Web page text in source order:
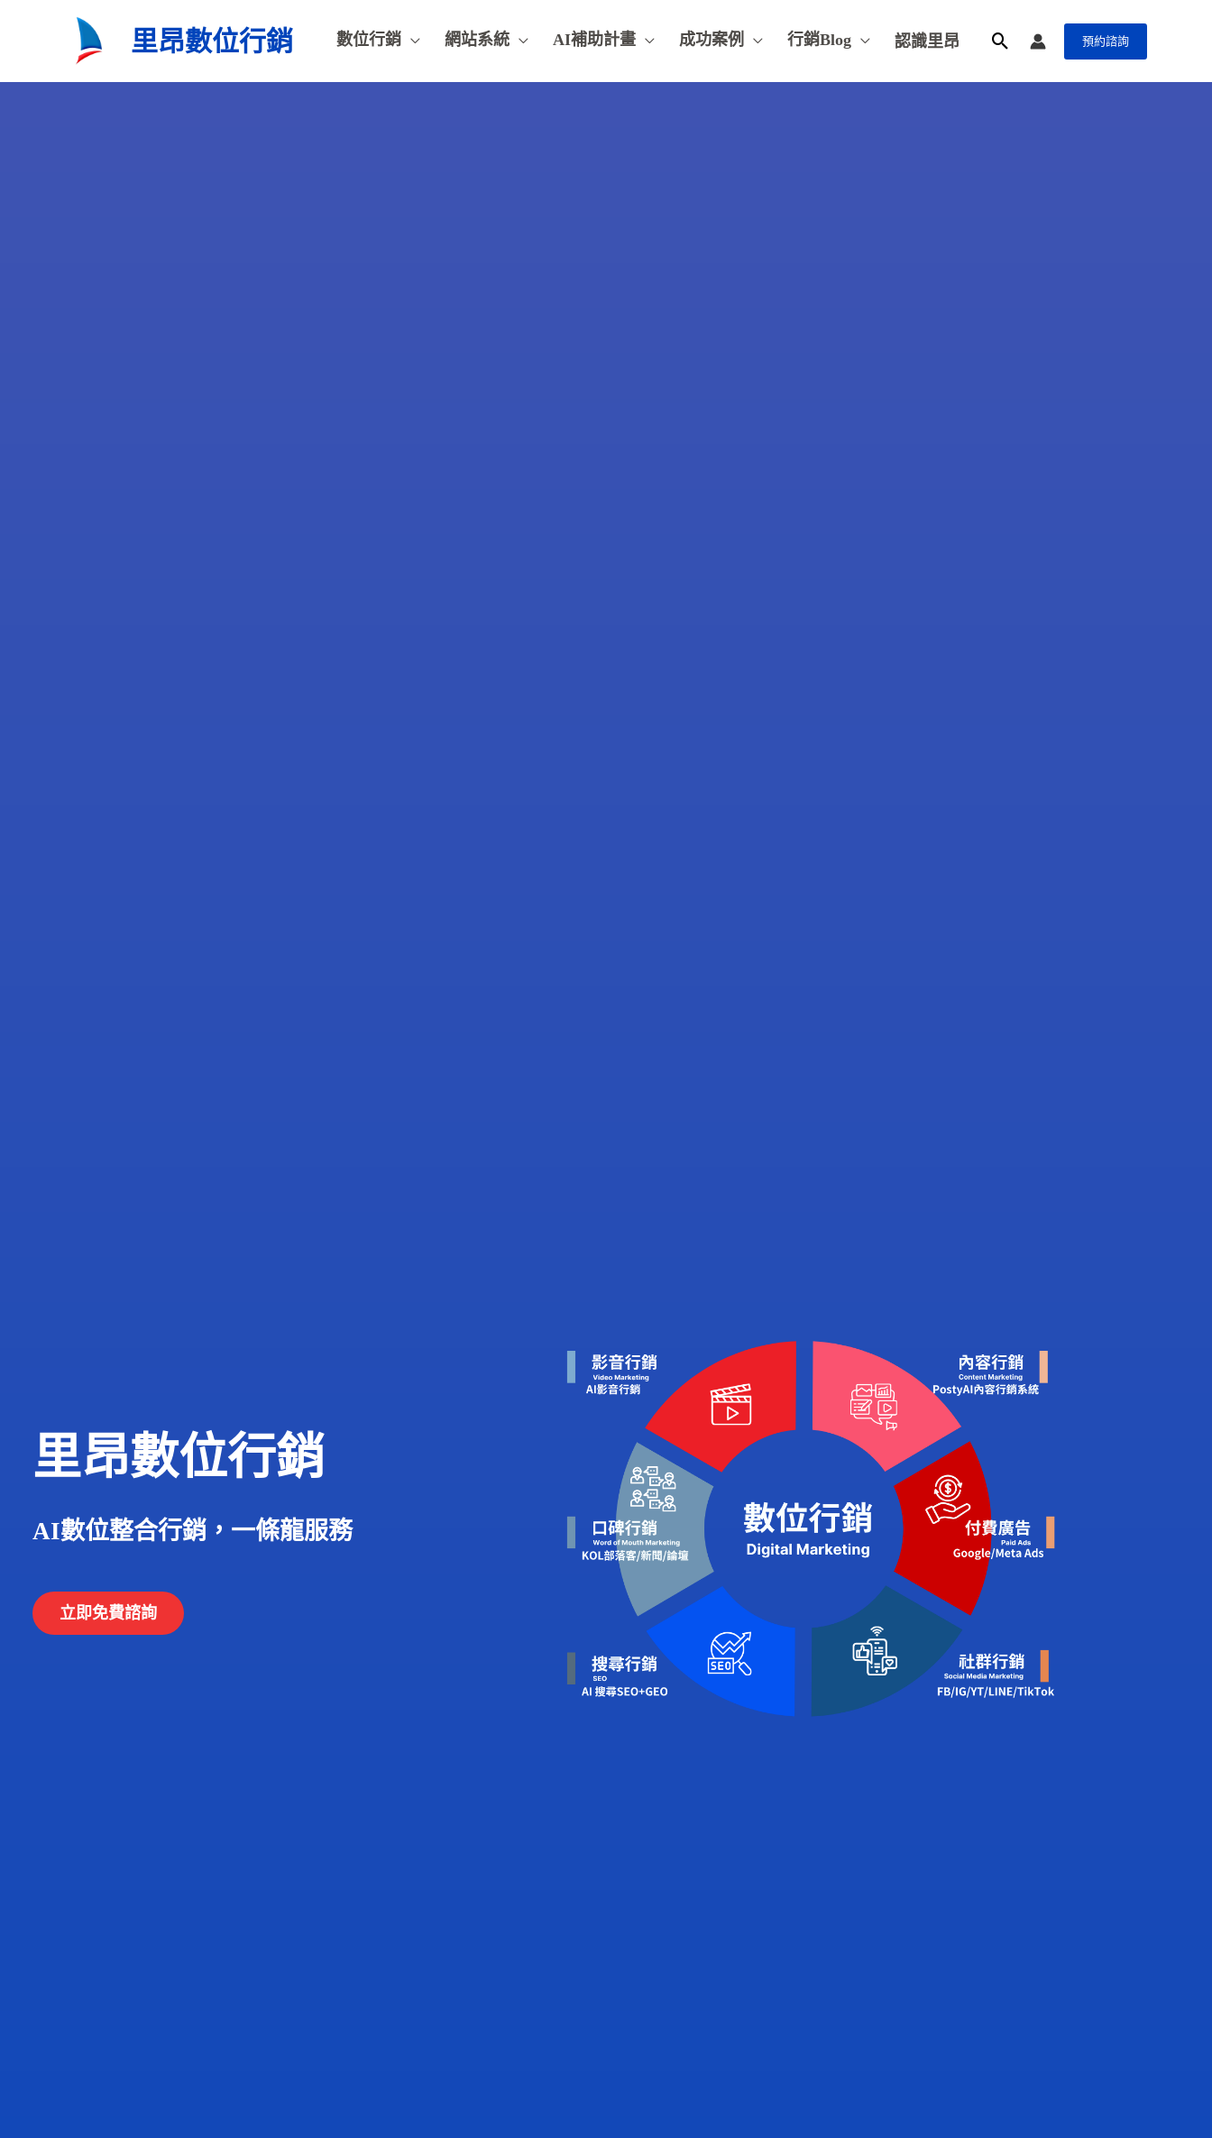
里昂數位行銷 數位行銷 網站系統 AI補助計畫 成功案例 行銷Blog 認識里昂
搜
尋
預約諮詢
里昂數位行銷
AI數位整合行銷，一條龍服務
立即免費諮詢